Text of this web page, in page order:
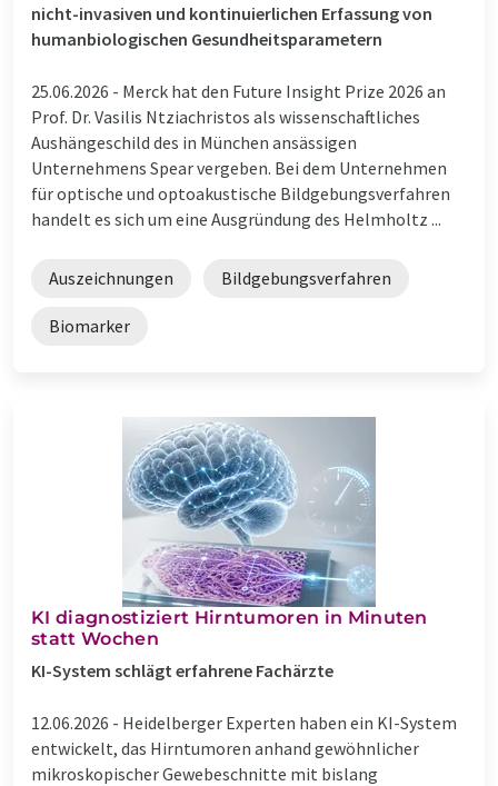
nicht-invasiven und kontinuierlichen Erfassung von
humanbiologischen Gesundheitsparametern
25.06.2026 - Merck hat den Future Insight Prize 2026 an
Prof. Dr. Vasilis Ntziachristos als wissenschaftliches
Aushängeschild des in München ansässigen
Unternehmens Spear vergeben. Bei dem Unternehmen
für optische und optoakustische Bildgebungsverfahren
handelt es sich um eine Ausgründung des Helmholtz ...
Auszeichnungen Bildgebungsverfahren
Biomarker
KI diagnostiziert Hirntumoren in Minuten
statt Wochen
KI-System schlägt erfahrene Fachärzte
12.06.2026 - Heidelberger Experten haben ein KI-System
entwickelt, das Hirntumoren anhand gewöhnlicher
mikroskopischer Gewebeschnitte mit bislang